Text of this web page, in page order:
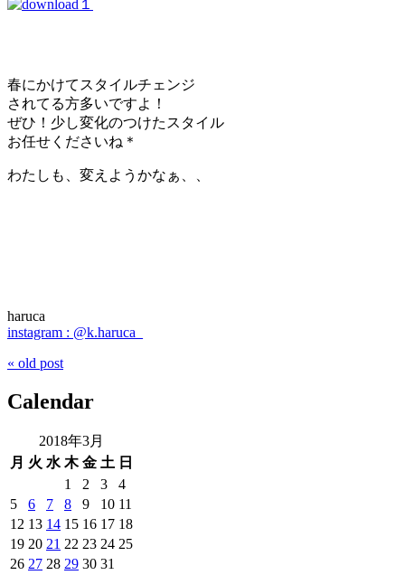
春にかけてスタイルチェンジ
されてる方多いですよ！
ぜひ！少し変化のつけたスタイル
お任せくださいね＊
わたしも、変えようかなぁ、、
haruca
instagram : @k.haruca_
« old post
Calendar
2018年3月
月 火 水 木 金 土 日
1 2 3
4
5
6 7 8 9 10 11
12 13 14 15 16 17 18
19 20 21 22 23 24 25
26 27 28 29 30 31